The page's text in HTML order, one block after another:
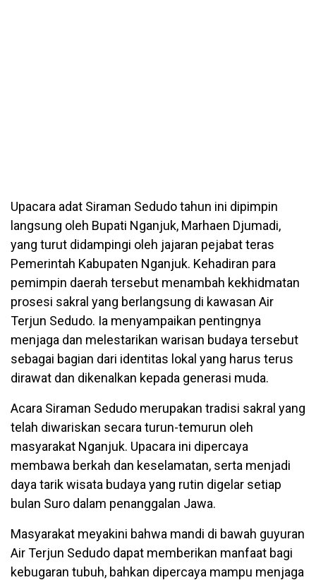
Upacara adat Siraman Sedudo tahun ini dipimpin
langsung oleh Bupati Nganjuk, Marhaen Djumadi,
yang turut didampingi oleh jajaran pejabat teras
Pemerintah Kabupaten Nganjuk. Kehadiran para
pemimpin daerah tersebut menambah kekhidmatan
prosesi sakral yang berlangsung di kawasan Air
Terjun Sedudo. Ia menyampaikan pentingnya
menjaga dan melestarikan warisan budaya tersebut
sebagai bagian dari identitas lokal yang harus terus
dirawat dan dikenalkan kepada generasi muda.
Acara Siraman Sedudo merupakan tradisi sakral yang
telah diwariskan secara turun-temurun oleh
masyarakat Nganjuk. Upacara ini dipercaya
membawa berkah dan keselamatan, serta menjadi
daya tarik wisata budaya yang rutin digelar setiap
bulan Suro dalam penanggalan Jawa.
Masyarakat meyakini bahwa mandi di bawah guyuran
Air Terjun Sedudo dapat memberikan manfaat bagi
kebugaran tubuh, bahkan dipercaya mampu menjaga